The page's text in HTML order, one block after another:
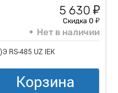
5 630 у
Скидка 0 у
Нет в наличии
RS-485 UZ IEK
Корзина